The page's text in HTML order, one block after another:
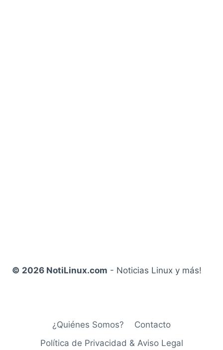
© 2026 NotiLinux.com - Noticias Linux y más!
¿Quiénes Somos?
Contacto
Política de Privacidad & Aviso Legal